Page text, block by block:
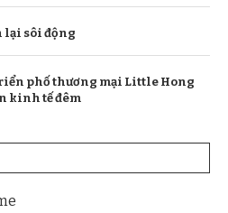
lại sôi động
phố thương mại Little Hong
kinh tế đêm